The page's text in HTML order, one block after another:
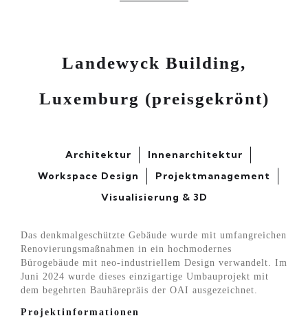
Landewyck Building,
Luxemburg (preisgekrönt)
Architektur
Innenarchitektur
Workspace Design
Projektmanagement
Visualisierung & 3D
Das denkmalgeschützte Gebäude wurde mit umfangreichen
Renovierungsmaßnahmen in ein hochmodernes
Bürogebäude mit neo-industriellem Design verwandelt. Im
Juni 2024 wurde dieses einzigartige Umbauprojekt mit
dem begehrten Bauhärepräis der OAI ausgezeichnet.
Projektinformationen